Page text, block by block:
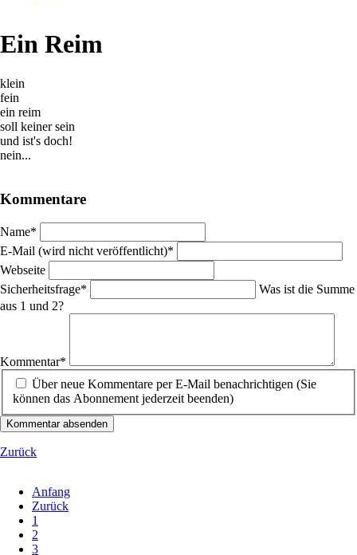
Ein Reim
klein
fein
ein reim
soll keiner sein
und ist's doch!
nein...
Kommentare
Pflichtfeld
Name*
Pflichtfeld
E-Mail (wird nicht veröffentlicht)*
Webseite
Pflichtfeld
Sicherheitsfrage*
Was ist die Summe
aus 1 und 2?
Kommentar*
Über neue Kommentare per E-Mail benachrichtigen (Sie
können das Abonnement jederzeit beenden)
Kommentar absenden
Zurück
Anfang
Zurück
1
2
3